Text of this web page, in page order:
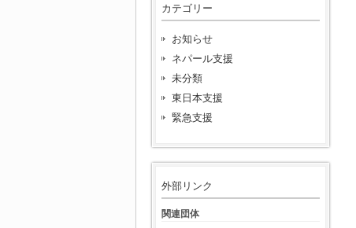
カテゴリー
お知らせ
ネパール支援
未分類
東日本支援
緊急支援
外部リンク
関連団体